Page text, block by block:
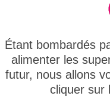
Étant bombardés
alimenter les
futur, nous allons
cliquer sur